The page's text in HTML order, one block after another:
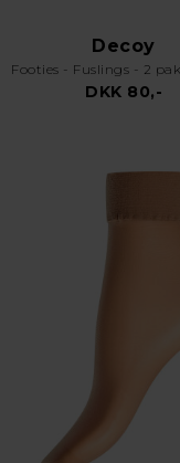
Decoy
DKK 80,-